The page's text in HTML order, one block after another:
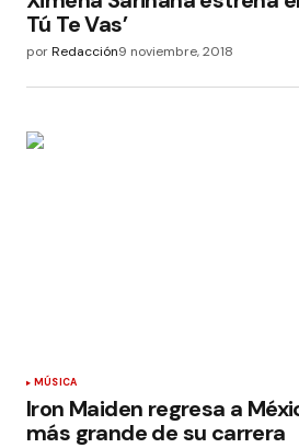
Tú Te Vas’
porRedacción9 noviembre, 2018
MÚSICA
Iron Maiden regresa a
más grande de su carrera